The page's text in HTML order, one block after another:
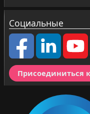
Социальные
Присоединиться